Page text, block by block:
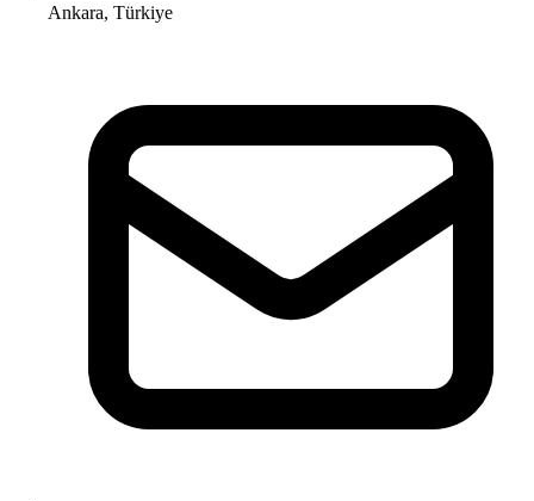
Ankara, Türkiye